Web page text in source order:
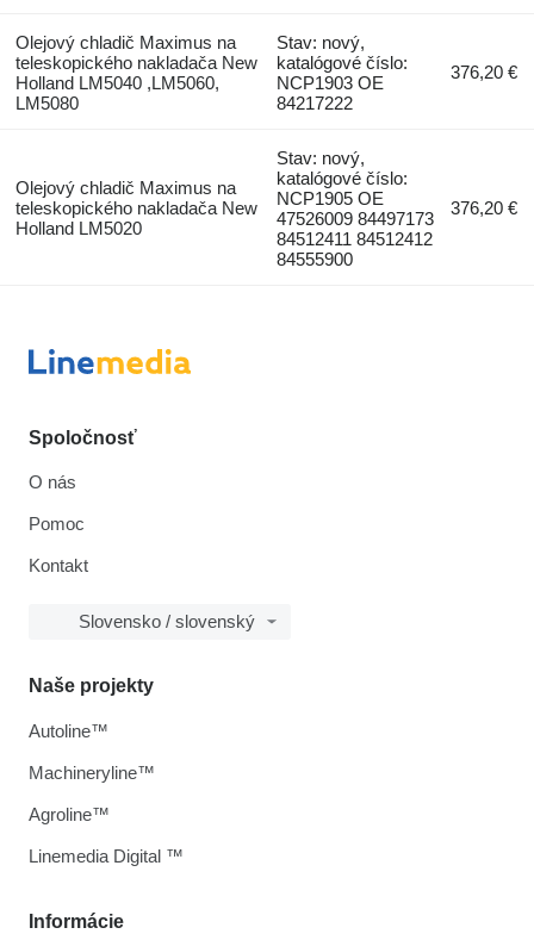
Olejový chladič Maximus na
teleskopického nakladača New
Holland LM5040 ,LM5060,
LM5080
Stav: nový,
katalógové číslo:
NCP1903 OE
84217222
376,20 €
Olejový chladič Maximus na
teleskopického nakladača New
Holland LM5020
Stav: nový,
katalógové číslo:
NCP1905 OE
47526009 84497173
84512411 84512412
84555900
376,20 €
Spoločnosť
O nás
Pomoc
Kontakt
Slovensko / slovenský
Informácie
Naše projekty
Autoline™
Machineryline™
Agroline™
Linemedia Digital ™